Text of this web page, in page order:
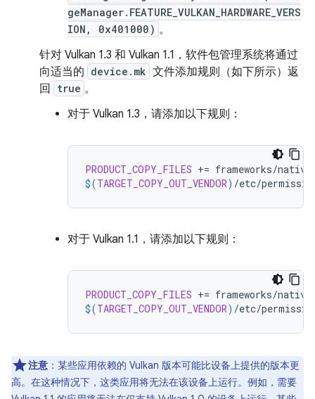
geManager.FEATURE_VULKAN_HARDWARE_VERS
ION, 0x401000) 。
针对 Vulkan 1.3 和 Vulkan 1.1，软件包管理系统将通过
向适当的 device.mk 文件添加规则（如下所示）返
回
true 。
对于 Vulkan 1.3，请添加以下规则：
PRODUCT_COPY_FILES +=
$(TARGET_COPY_OUT_VENDOR) /etc/
对于 Vulkan 1.1，请添加以下规则：
PRODUCT_COPY_FILES +=
$(TARGET_COPY_OUT_VENDOR) /etc/
注意 ：某些应用依赖的 Vulkan 版本可能比设备上提供的版本更
高。在这种情况下，这类应用将无法在该设备上运行。例如，需要